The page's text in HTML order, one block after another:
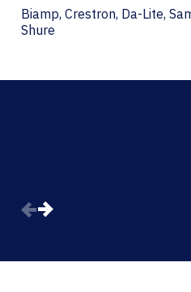
Biamp, Crestron, Da-Lite,
Shure